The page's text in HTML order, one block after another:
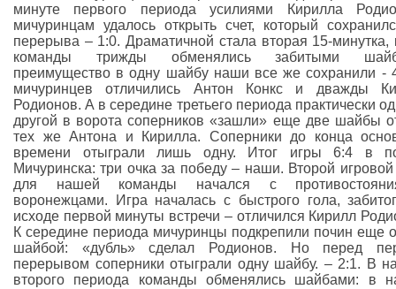
минуте первого периода усилиями Кирилла
мичуринцам удалось открыть счет, который
перерыва – 1:0. Драматичной стала вторая 15-минутка,
команды трижды обменялись забитыми
преимущество в одну шайбу наши все же сохранили -
мичуринцев отличились Антон Конкс и дважды
Родионов. А в середине третьего периода практически
другой в ворота соперников «зашли» еще две шайбы
тех же Антона и Кирилла. Соперники до конца
времени отыграли лишь одну. Итог игры 6:4 в
Мичуринска: три очка за победу – наши. Второй
для нашей команды начался с
воронежцами. Игра началась с быстрого гола,
исходе первой минуты встречи – отличился Кирилл
К середине периода мичуринцы подкрепили почин еще
шайбой: «дубль» сделал Родионов. Но перед
перерывом соперники отыграли одну шайбу. – 2:1. В
второго периода команды обменялись шайбами: в